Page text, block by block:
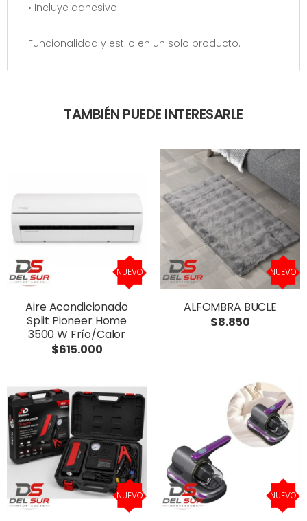
• Incluye adhesivo
Funcionalidad y estilo en un solo producto.
TAMBIÉN PUEDE INTERESARLE
NUEVO
Aire Acondicionado
Split Pioneer Home
3500 W Frío/Calor
$615.000
NUEVO
ALFOMBRA BUCLE
$8.850
NUEVO NUEVO